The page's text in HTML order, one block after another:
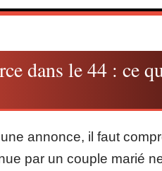
dans le 44 : ce
annonce, il faut
par un couple marié